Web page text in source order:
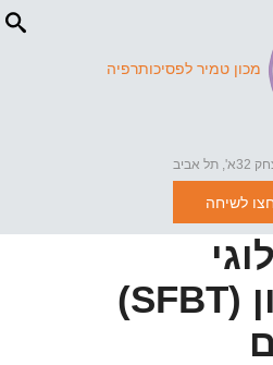
מכון טמיר לפסיכותרפיה
אביב
לשיחה
ממוקד-פתרון (SFBT)